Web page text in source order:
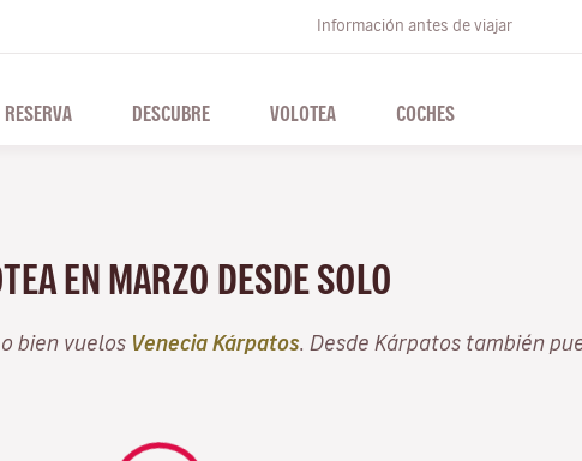
Información antes de viajar
RESERVA DESCUBRE VOLOTEA COCHES
EN MARZO DESDE SOLO
o bien vuelos Venecia Kárpatos . Desde Kárpatos también